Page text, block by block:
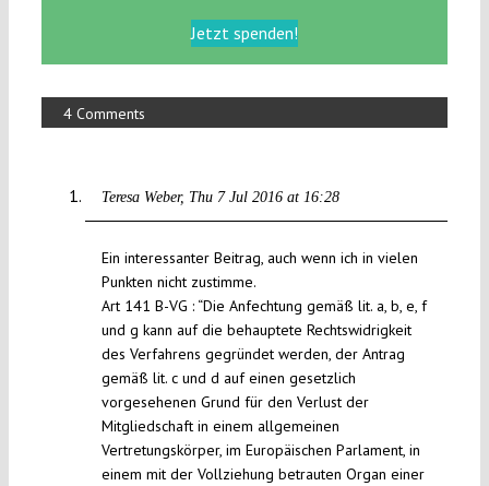
Jetzt spenden!
4 Comments
Teresa Weber Thu 7 Jul 2016 at 16:28
Ein interessanter Beitrag, auch wenn ich in vielen
Punkten nicht zustimme.
Art 141 B-VG : “Die Anfechtung gemäß lit. a, b, e, f
und g kann auf die behauptete Rechtswidrigkeit
des Verfahrens gegründet werden, der Antrag
gemäß lit. c und d auf einen gesetzlich
vorgesehenen Grund für den Verlust der
Mitgliedschaft in einem allgemeinen
Vertretungskörper, im Europäischen Parlament, in
einem mit der Vollziehung betrauten Organ einer